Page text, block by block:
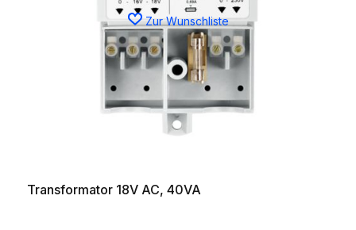
Zur Wunschliste
Transformator 18V AC, 40VA